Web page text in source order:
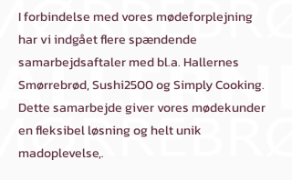
I forbindelse med vores mødeforplejning
har vi indgået flere spændende
samarbejdsaftaler med bl.a. Hallernes
Smørrebrød, Sushi2500 og Simply Cooking.
Dette samarbejde giver vores mødekunder
en fleksibel løsning og helt unik
madoplevelse,.​